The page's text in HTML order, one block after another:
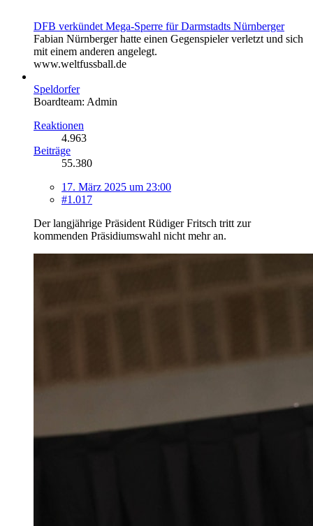
DFB verkündet Mega-Sperre für Darmstadts Nürnberger
Fabian Nürnberger hatte einen Gegenspieler verletzt und sich
mit einem anderen angelegt.
www.weltfussball.de
Speldorfer
Boardteam: Admin
Reaktionen
4.963
Beiträge
55.380
17. März 2025 um 23:00
#1.017
Der langjährige Präsident Rüdiger Fritsch tritt zur
kommenden Präsidiumswahl nicht mehr an.